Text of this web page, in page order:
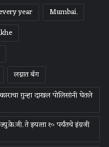
year
Mumbai.
लग्नात बॅग
गुन्हा दाखल पोलिसांनी घेतले
ते इयत्‍ता १० पर्यंतचे इंग्रजी